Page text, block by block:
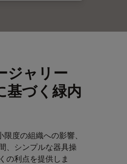
ジャリー
基づく緑内
度の組織への影響、
、シンプルな器具操
の利点を提供しま